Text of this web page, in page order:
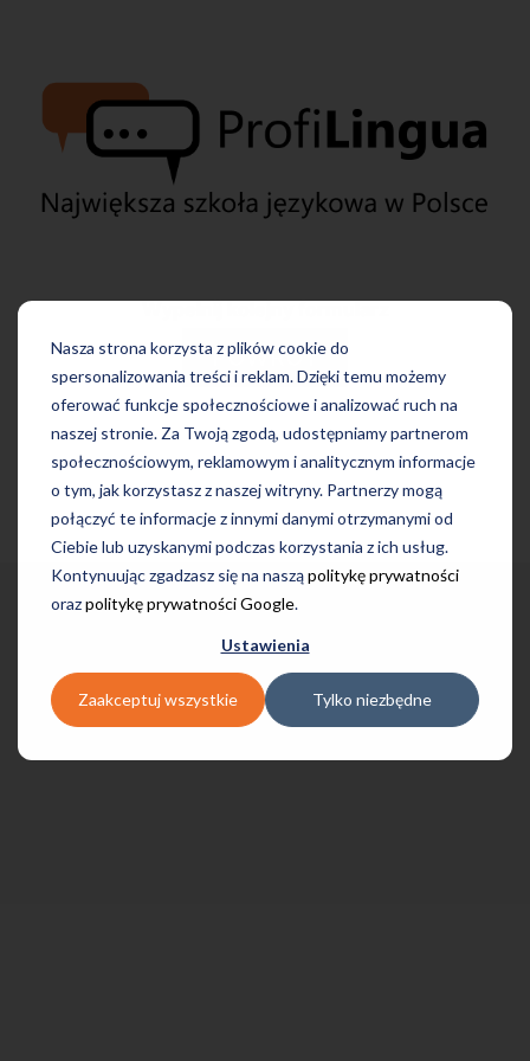
Nasza strona korzysta z plików cookie do
spersonalizowania treści i reklam. Dzięki temu możemy
oferować funkcje społecznościowe i analizować ruch na
naszej stronie. Za Twoją zgodą, udostępniamy partnerom
społecznościowym, reklamowym i analitycznym informacje
o tym, jak korzystasz z naszej witryny. Partnerzy mogą
połączyć te informacje z innymi danymi otrzymanymi od
Ciebie lub uzyskanymi podczas korzystania z ich usług.
Kontynuując zgadzasz się na nasząpolitykę prywatności
orazpolitykę prywatności Google.
Ustawienia
Zaakceptuj wszystkie Tylko niezbędne
Wypełnij kolejny formularz
POWRÓT